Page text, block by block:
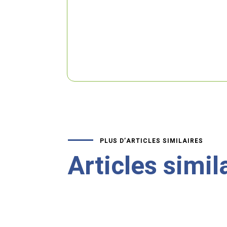
PLUS D’ARTICLES SIMILAIRES
Articles